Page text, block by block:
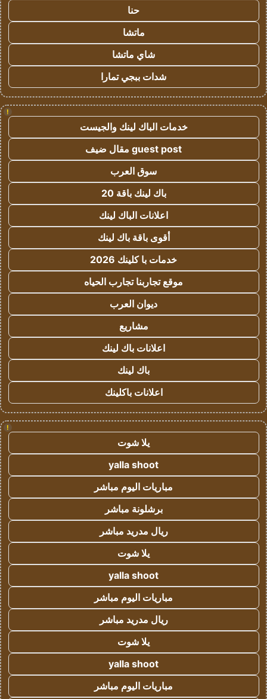
حنا
ماتشا
شاي ماتشا
شدات ببجي تمارا
!
خدمات الباك لينك والجيست
guest post مقال ضيف
سوق العرب
باك لينك باقة 20
اعلانات الباك لينك
أقوى باقة باك لينك
خدمات با كلينك 2026
موقع تجاربنا تجارب الحياه
ديوان العرب
مشاريع
اعلانات باك لينك
باك لينك
اعلانات باكلينك
!
يلا شوت
yalla shoot
مباريات اليوم مباشر
برشلونة مباشر
ريال مدريد مباشر
يلا شوت
yalla shoot
مباريات اليوم مباشر
ريال مدريد مباشر
يلا شوت
yalla shoot
مباريات اليوم مباشر